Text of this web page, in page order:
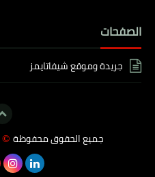
الصفحات
جريدة وموقع شيفاتايمز
جميع الحقوق محفوظة ©